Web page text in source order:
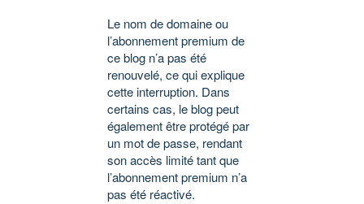
Le nom de domaine ou
l’abonnement premium de
ce blog n’a pas été
renouvelé, ce qui explique
cette interruption. Dans
certains cas, le blog peut
également être protégé par
un mot de passe, rendant
son accès limité tant que
l’abonnement premium n’a
pas été réactivé.